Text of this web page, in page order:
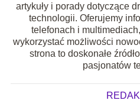
artykuły i porady dotyczące
technologii. Oferujemy
telefonach i
wykorzystać możliwości
strona to doskonałe
pasjonatów